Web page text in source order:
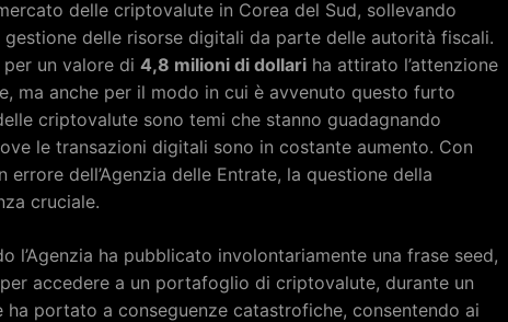
delle criptovalute in Corea del Sud, sollevando
delle risorse digitali da parte delle autorità fiscali.
un valore di 4,8 milioni di dollari ha attirato l’attenzione
ma anche per il modo in cui è avvenuto questo furto
criptovalute sono temi che stanno guadagnando
le transazioni digitali sono in costante aumento. Con
errore dell’Agenzia delle Entrate, la questione della
cruciale.
l’Agenzia ha pubblicato involontariamente una frase seed,
accedere a un portafoglio di criptovalute, durante un
portato a conseguenze catastrofiche, consentendo ai